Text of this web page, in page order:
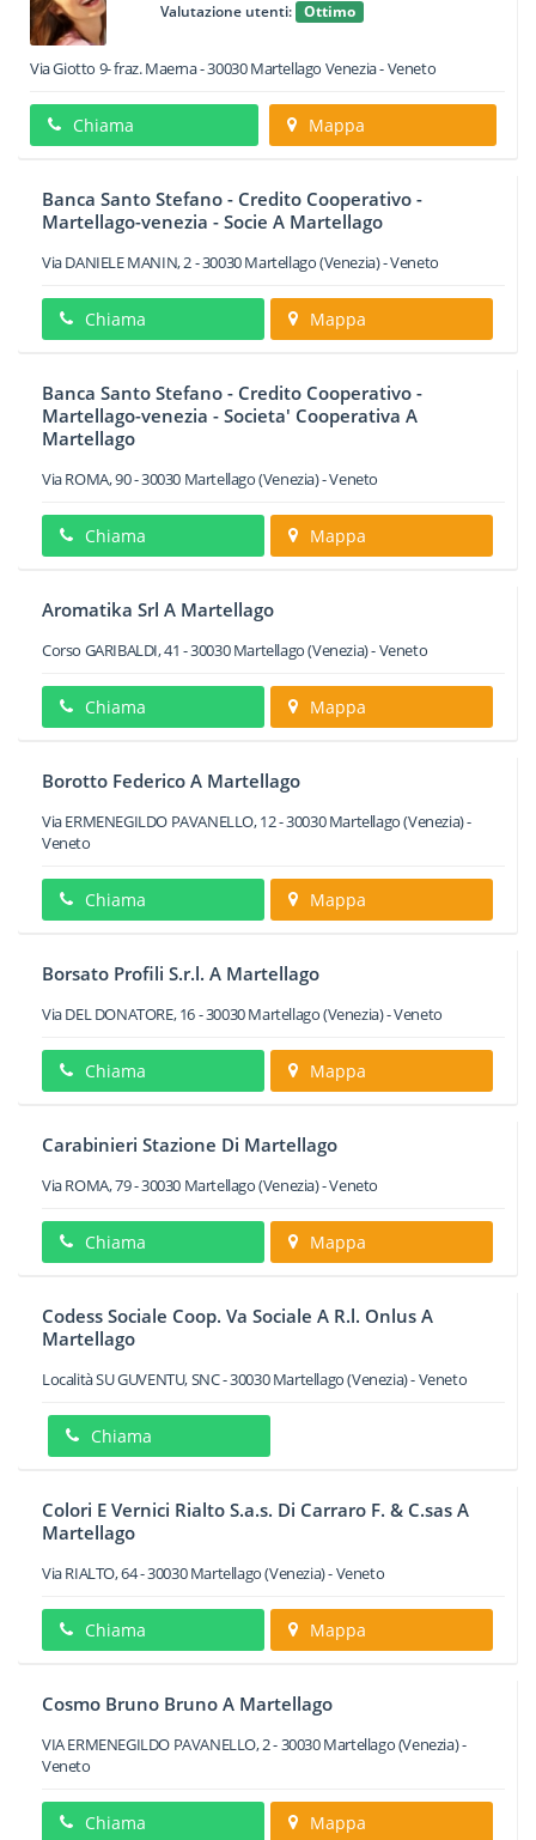
Valutazione utenti: Ottimo
Via Giotto 9- fraz. Maerna-30030Martellago Venezia -Veneto
Chiama Mappa
Banca Santo Stefano - Credito Cooperativo -
Martellago-venezia - Socie A Martellago
Via DANIELE MANIN, 2-30030Martellago(Venezia) -Veneto
Chiama Mappa
Banca Santo Stefano - Credito Cooperativo -
Martellago-venezia - Societa' Cooperativa A
Martellago
Via ROMA, 90-30030 Martellago(Venezia) -Veneto
Chiama Mappa
Aromatika Srl A Martellago
Corso GARIBALDI, 41 -30030 Martellago(Venezia) -Veneto
Chiama Mappa
Borotto Federico A Martellago
Via ERMENEGILDO PAVANELLO, 12-30030 Martellago(Venezia) -
Veneto
Chiama Mappa
Borsato Profili S.r.l. A Martellago
Via DEL DONATORE, 16-30030Martellago(Venezia) -Veneto
Chiama Mappa
Carabinieri Stazione Di Martellago
Via ROMA, 79-30030 Martellago(Venezia) -Veneto
Chiama Mappa
Codess Sociale Coop. Va Sociale A R.l. Onlus A
Martellago
Località SU GUVENTU, SNC-30030 Martellago(Venezia) -Veneto
Chiama
Colori E Vernici Rialto S.a.s. Di Carraro F. & C.sas A
Martellago
Via RIALTO, 64-30030 Martellago(Venezia) -Veneto
Chiama Mappa
Cosmo Bruno Bruno A Martellago
VIA ERMENEGILDO PAVANELLO, 2-30030Martellago(Venezia) -
Veneto
Chiama Mappa